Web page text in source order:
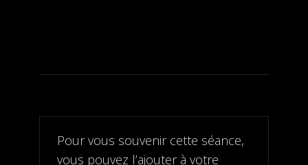
Pour vous souvenir cette séance,
vous pouvez l’ajouter à votre